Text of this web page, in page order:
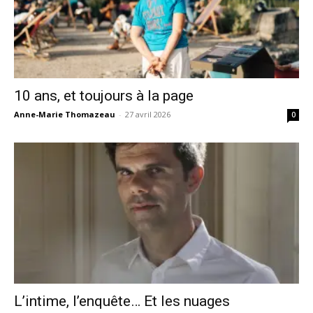
10 ans, et toujours à la page
Anne-Marie Thomazeau - 27 avril 2026 0
L’intime, l’enquête… Et les nuages